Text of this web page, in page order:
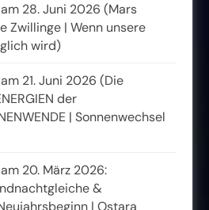
28. Juni 2026 (Mars
Zwillinge | Wenn unsere
wird)
21. Juni 2026 (Die
der
| Sonnenwechsel
20. März 2026:
&